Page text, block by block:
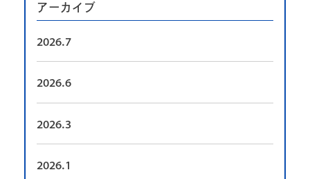
アーカイブ
2026.7
2026.6
2026.3
2026.1